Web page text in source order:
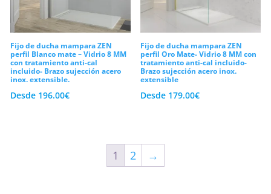
Fijo de ducha mampara ZEN
perfil Blanco mate – Vidrio 8 MM
con tratamiento anti-cal
incluido- Brazo sujección acero
inox. extensible.
Desde 196.00€
Fijo de ducha mampara ZEN
perfil Oro Mate- Vidrio 8 MM con
tratamiento anti-cal incluido-
Brazo sujección acero inox.
extensible
Desde 179.00€
1 2 →